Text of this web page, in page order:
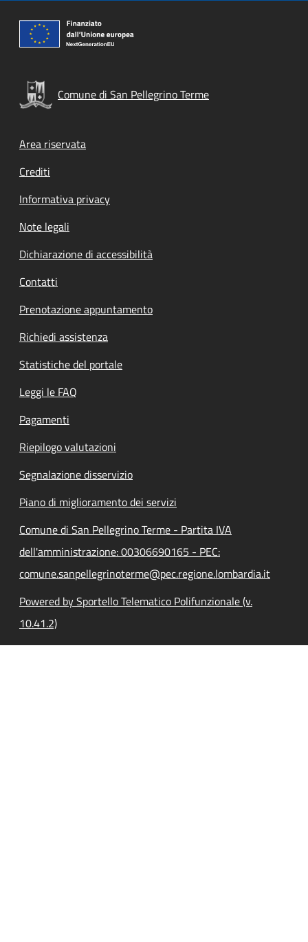
Comune di San Pellegrino Terme
Footer menu
Area riservata
Crediti
Informativa privacy
Note legali
Dichiarazione di accessibilità
Contatti
Prenotazione appuntamento
Richiedi assistenza
Statistiche del portale
Leggi le FAQ
Pagamenti
Riepilogo valutazioni
Segnalazione disservizio
Piano di miglioramento dei servizi
Comune di San Pellegrino Terme - Partita IVA
dell'amministrazione: 00306690165 - PEC:
comune.sanpellegrinoterme@pec.regione.lombardia.it
Powered by Sportello Telematico Polifunzionale (v.
10.41.2)